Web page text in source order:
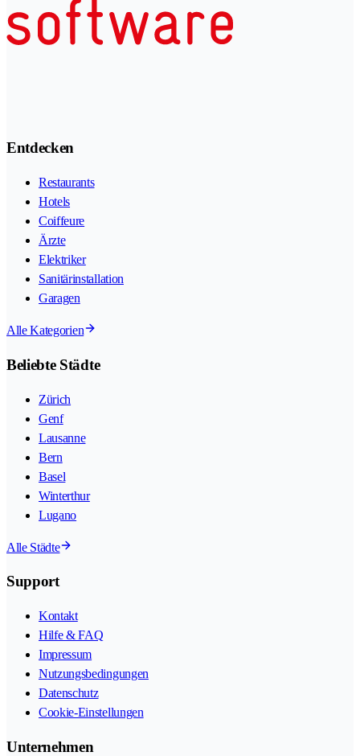
Entdecken
Restaurants
Hotels
Coiffeure
Ärzte
Elektriker
Sanitärinstallation
Garagen
Alle Kategorien
Beliebte Städte
Zürich
Genf
Lausanne
Bern
Basel
Winterthur
Lugano
Alle Städte
Support
Kontakt
Hilfe & FAQ
Impressum
Nutzungsbedingungen
Datenschutz
Cookie-Einstellungen
Unternehmen